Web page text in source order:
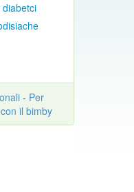
diabetci
- Per
il bimby